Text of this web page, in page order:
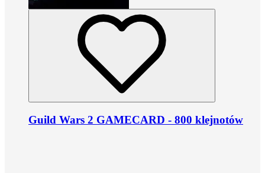
Guild Wars 2 GAMECARD - 800 klejnotów